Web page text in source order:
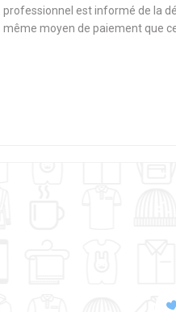
professionnel est informé de la
même moyen de paiement que